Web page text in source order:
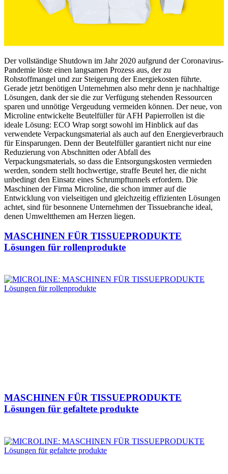
Der vollständige Shutdown im Jahr 2020 aufgrund der Coronavirus-
Pandemie löste einen langsamen Prozess aus, der zu
Rohstoffmangel und zur Steigerung der Energiekosten führte.
Gerade jetzt benötigen Unternehmen also mehr denn je nachhaltige
Lösungen, dank der sie die zur Verfügung stehenden Ressourcen
sparen und unnötige Vergeudung vermeiden können. Der neue, von
Microline entwickelte Beutelfüller für AFH Papierrollen ist die
ideale Lösung: ECO Wrap sorgt sowohl im Hinblick auf das
verwendete Verpackungsmaterial als auch auf den Energieverbrauch
für Einsparungen. Denn der Beutelfüller garantiert nicht nur eine
Reduzierung von Abschnitten oder Abfall des
Verpackungsmaterials, so dass die Entsorgungskosten vermieden
werden, sondern stellt hochwertige, straffe Beutel her, die nicht
unbedingt den Einsatz eines Schrumpftunnels erfordern. Die
Maschinen der Firma Microline, die schon immer auf die
Entwicklung von vielseitigen und gleichzeitig effizienten Lösungen
achtet, sind für besonnene Unternehmen der Tissuebranche ideal,
denen Umweltthemen am Herzen liegen.
MASCHINEN FÜR TISSUEPRODUKTE
Lösungen für rollenprodukte
MASCHINEN FÜR TISSUEPRODUKTE
Lösungen für gefaltete produkte